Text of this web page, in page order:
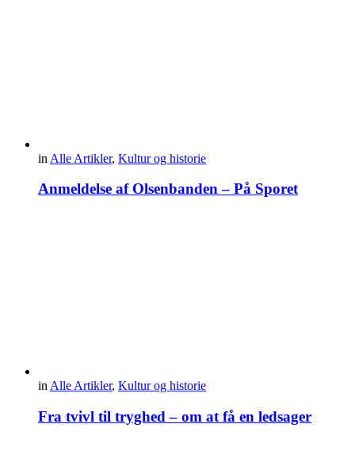
in Alle Artikler, Kultur og historie
Anmeldelse af Olsenbanden – På Sporet
in Alle Artikler, Kultur og historie
Fra tvivl til tryghed – om at få en ledsager